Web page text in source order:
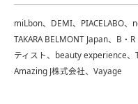
miLbon、DEMI、PIACELABO、
TAKARA BELMONT Japan、B
ティスト、beauty experience、
Amazing J株式会社、Vayage